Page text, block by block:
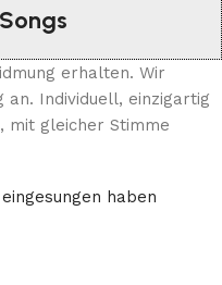
erhalten. Wir
an. Individuell, einzigartig
mit gleicher Stimme
haben